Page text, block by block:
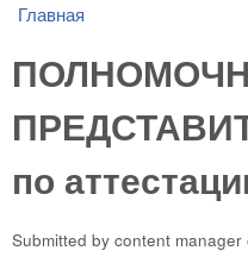
You are here
Главная
по
Submitted by content manager